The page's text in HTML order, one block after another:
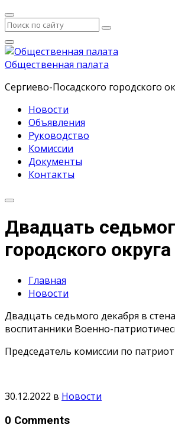
Общественная палата
Сергиево-Посадского городского
Новости
Объявления
Руководство
Комиссии
Документы
Контакты
Двадцать
городского
Главная
Новости
Двадцать седьмого декабря в
воспитанники Военно-
Председатель комиссии по
30.12.2022 в Новости
0 Comments